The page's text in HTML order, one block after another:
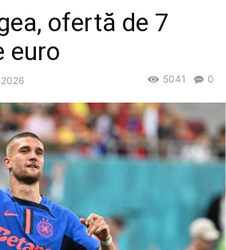
ofertă de 7
euro
0
5041